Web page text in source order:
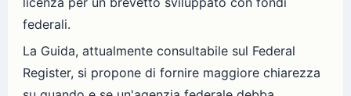
federali.
La Guida, attualmente consultabile sul Federal
Register, si propone di fornire maggiore chiarezza